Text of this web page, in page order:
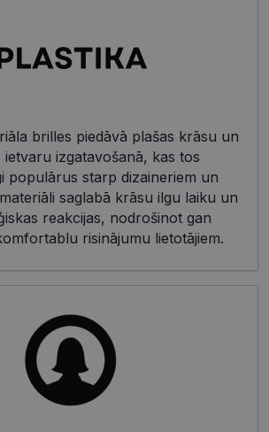
brilles piedāvā plašas krāsu un
ietvaru izgatavošanā, kas tos
populārus starp dizaineriem un
saglabā krāsu ilgu laiku un
reakcijas, nodrošinot gan
risinājumu lietotājiem.